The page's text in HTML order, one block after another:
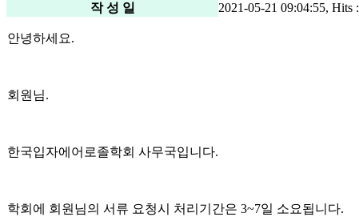
작 성 일
2021-05-21 09:04:55, Hits :
안녕하세요.
회원님.
한국입자에어로졸학회 사무국입니다.
학회에 회원님의 서류 요청시 처리기간은 3~7일 소요됩니다.